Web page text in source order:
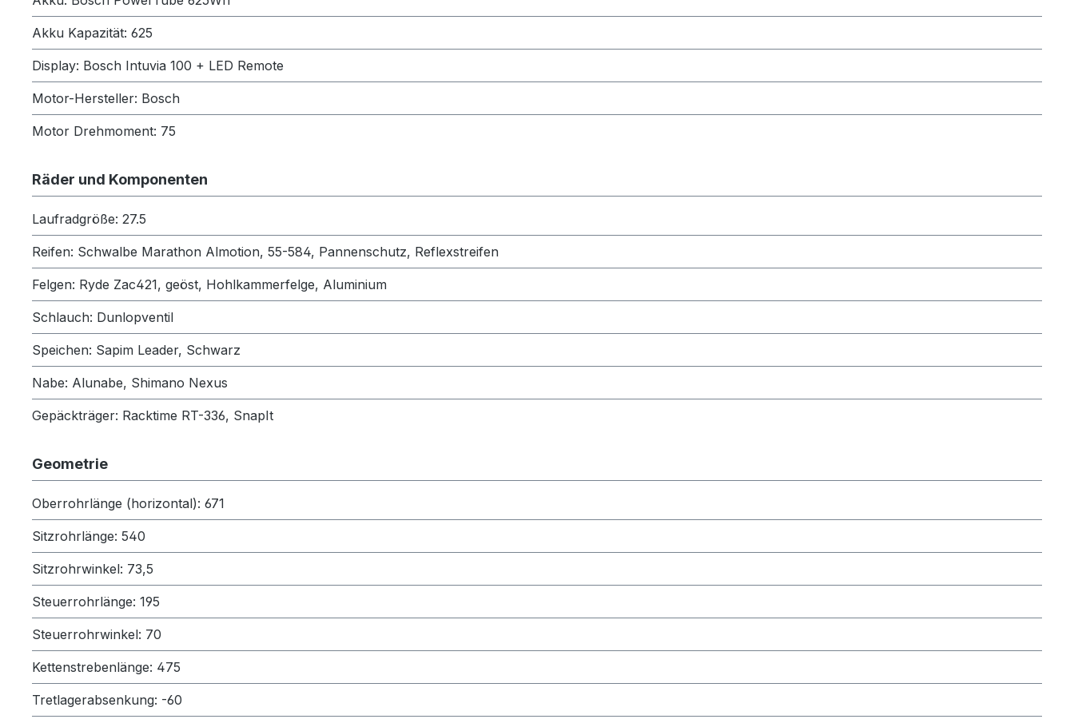
Akku Kapazität: 625
Display: Bosch Intuvia 100 + LED Remote
Motor-Hersteller: Bosch
Motor Drehmoment: 75
Räder und Komponenten
Laufradgröße: 27.5
Reifen: Schwalbe Marathon Almotion, 55-584, Pannenschutz, Reflexstreifen
Felgen: Ryde Zac421, geöst, Hohlkammerfelge, Aluminium
Schlauch: Dunlopventil
Speichen: Sapim Leader, Schwarz
Nabe: Alunabe, Shimano Nexus
Gepäckträger: Racktime RT-336, SnapIt
Geometrie
Oberrohrlänge (horizontal): 671
Sitzrohrlänge: 540
Sitzrohrwinkel: 73,5
Steuerrohrlänge: 195
Steuerrohrwinkel: 70
Kettenstrebenlänge: 475
Tretlagerabsenkung: -60